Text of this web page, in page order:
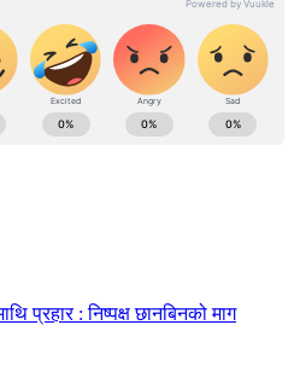
प्रहार : निष्पक्ष छानबिनको माग